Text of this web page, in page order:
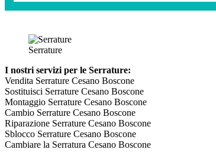
Serrature
I nostri servizi per le Serrature:
Vendita Serrature Cesano Boscone
Sostituisci Serrature Cesano Boscone
Montaggio Serrature Cesano Boscone
Cambio Serrature Cesano Boscone
Riparazione Serrature Cesano Boscone
Sblocco Serrature Cesano Boscone
Cambiare la Serratura Cesano Boscone